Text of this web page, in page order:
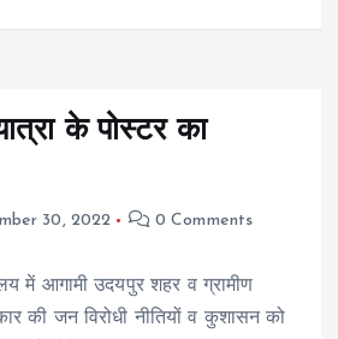
के पोस्टर का
30, 2022 0 Comments
में आगामी उदयपुर शहर व ग्रामीण
की जन विरोधी नीतियों व कुशासन को